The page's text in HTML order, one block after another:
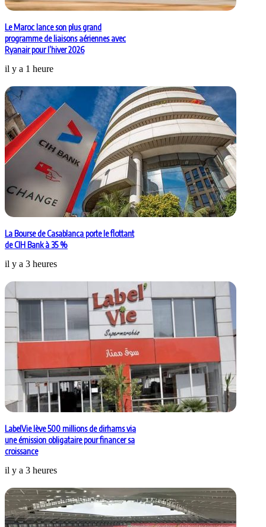
Le Maroc lance son plus grand
programme de liaisons aériennes avec
Ryanair pour l’hiver 2026
il y a 1 heure
La Bourse de Casablanca porte le flottant
de CIH Bank à 35 %
il y a 3 heures
LabelVie lève 500 millions de dirhams via
une émission obligataire pour financer sa
croissance
il y a 3 heures